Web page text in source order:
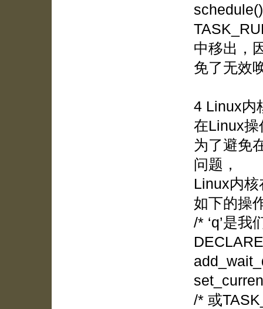
中移出，
免了无效
4 Linux内
在Linux操
为了避免
问题，
Linux内
如下的操
/* ‘q’是
/* 或